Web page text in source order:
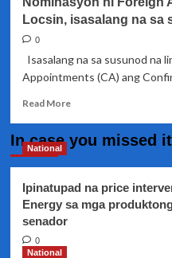
Locsin, isasalang na sa
0
Isasalang na sa susunod na
Appointments (CA) ang
Read MoreRead
Nominasyon
Affairs
secretary
In case you missed it
National
Ipinatupad na price
Energy sa mga
senador
0
National